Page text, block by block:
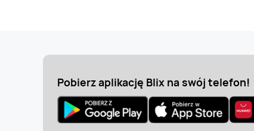
Pobierz aplikację Blix na swój telefon!